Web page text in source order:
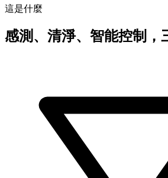
這是什麼
感測、清淨、智能控制，